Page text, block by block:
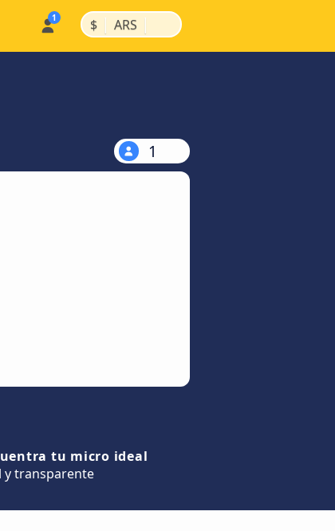
$ | ARS |
1
tu micro ideal
y transparente